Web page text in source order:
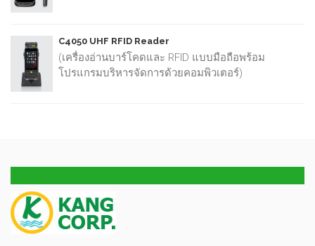
C4050 UHF RFID Reader
(เครื่องอ่านบาร์โคดและ RFID แบบมือถือพร้อม
โปรแกรมบริหารจัดการด้วยคอมพิวเตอร์)